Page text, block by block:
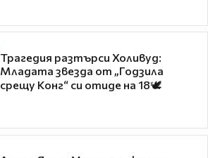
Трагедия разтърси Холивуд:
Младата звезда от „Годзила
срещу Конг“ си отиде на 18🕊️